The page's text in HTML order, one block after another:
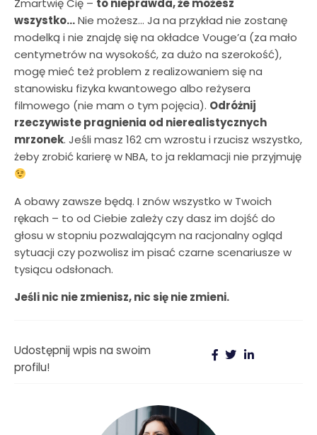
Zmartwię Cię – to nieprawda, że możesz
wszystko…Nie możesz… Ja na przykład nie zostanę
modelką i nie znajdę się na okładce Vouge’a (za mało
centymetrów na wysokość, za dużo na szerokość),
mogę mieć też problem z realizowaniem się na
stanowisku fizyka kwantowego albo reżysera
filmowego (nie mam o tym pojęcia). Odróżnij
rzeczywiste pragnienia od nierealistycznych
mrzonek. Jeśli masz 162 cm wzrostu i rzucisz wszystko,
żeby zrobić karierę w NBA, to ja reklamacji nie przyjmuję
A obawy zawsze będą. I znów wszystko w Twoich
rękach – to od Ciebie zależy czy dasz im dojść do
głosu w stopniu pozwalającym na racjonalny ogląd
sytuacji czy pozwolisz im pisać czarne scenariusze w
tysiącu odsłonach.
Jeśli nic nie zmienisz, nic się nie zmieni.
Udostępnij wpis na swoim
profilu!